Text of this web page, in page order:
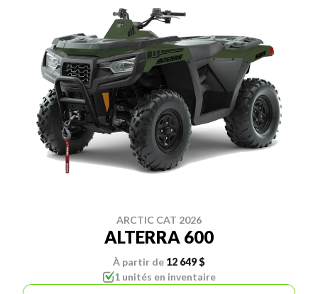
ARCTIC CAT 2026
ALTERRA 600
À partir de 12 649 $
1 unités en inventaire